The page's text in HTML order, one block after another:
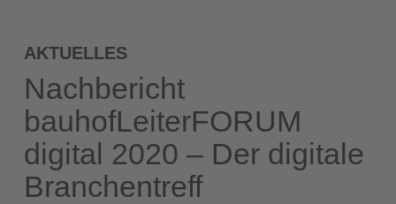
AKTUELLES
Nachbericht
bauhofLeiterFORUM
digital 2020 – Der digitale
Branchentreff